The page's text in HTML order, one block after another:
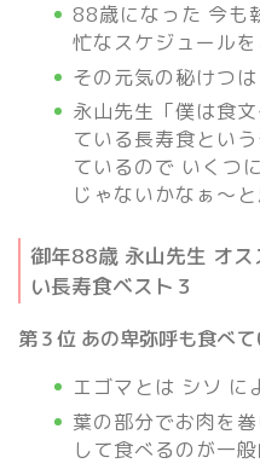
88歳になった 今も
忙なスケジュール
その元気の秘けつは
永山先生「僕は食
ている長寿食とい
ているので いくつ
じゃないかなぁ～
御年88歳 永山先生 オ
い長寿食ベスト３
第３位 あの卑弥呼も食べ
エゴマとは シソ に
葉の部分でお肉を
して食べるのが一般